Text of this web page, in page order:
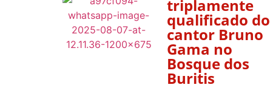
triplamente
qualificado do
cantor Bruno
Gama no
Bosque dos
Buritis